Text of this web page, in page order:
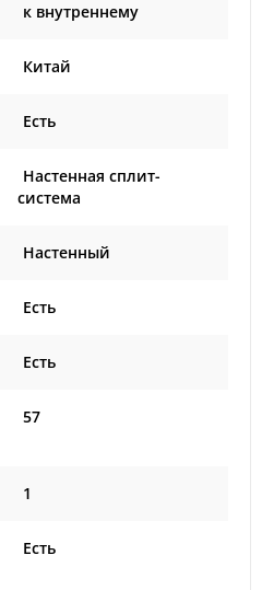
к внутреннему
Китай
Есть
Настенная сплит-
система
Настенный
Есть
Есть
57
1
Есть